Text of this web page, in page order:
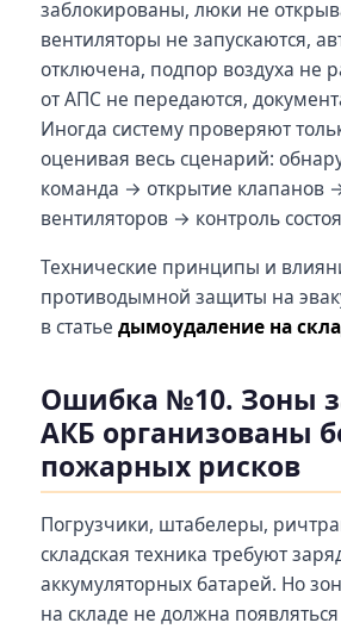
заблокированы, люки не
вентиляторы не запускаются,
отключена, подпор воздуха не
от АПС не передаются,
Иногда систему проверяют
оценивая весь сценарий:
команда → открытие клапанов
вентиляторов → контроль
Технические принципы и
противодымной защиты на
в статье дымоудаление на
Ошибка №10. Зоны
АКБ организованы
пожарных рисков
Погрузчики, штабелеры,
складская техника требуют
аккумуляторных батарей. Но
на складе не должна